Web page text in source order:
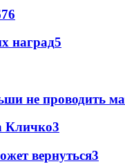
76
наград5
не проводить
Кличко3
вернуться3